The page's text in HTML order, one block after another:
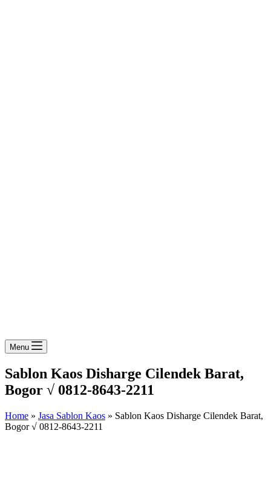
Menu
Sablon Kaos Disharge Cilendek Barat,
Bogor √ 0812-8643-2211
Home » Jasa Sablon Kaos » Sablon Kaos Disharge Cilendek Barat,
Bogor √ 0812-8643-2211